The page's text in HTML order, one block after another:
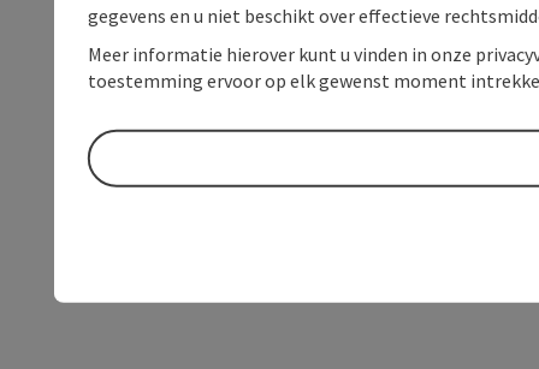
gegevens en u niet beschikt over effectieve
Meer informatie hierover kunt u vinden in onze
toestemming ervoor op elk gewenst moment